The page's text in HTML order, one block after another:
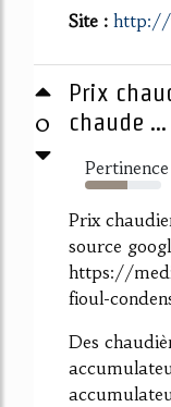
Site : http://
0
Prix
chaude ...
Pertinence
56%
Prix
source
https://
fioul-
Des